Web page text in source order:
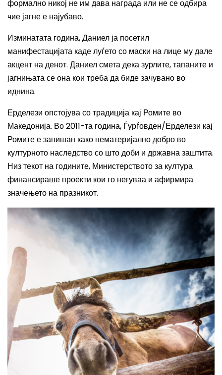
формално никој не им дава награда или не се одбира
чие јагне е најубаво.
Изминатата година, Даниел ја посетил
манифестацијата каде луѓето со маски на лице му дале
акцент на денот. Даниел смета дека зурлите, тапаните и
јагнињата се она кои треба да биде зачувано во
иднина.
Ерделези опстојува со традиција кај Ромите во
Македонија. Во 2011-та година, Ѓурѓовден/Ерделези кај
Ромите е запишан како нематеријално добро во
културното наследство со што доби и државна заштита.
Низ текот на годините, Министерството за култура
финансираше проекти кои го негуваа и афирмира
значењето на празникот.